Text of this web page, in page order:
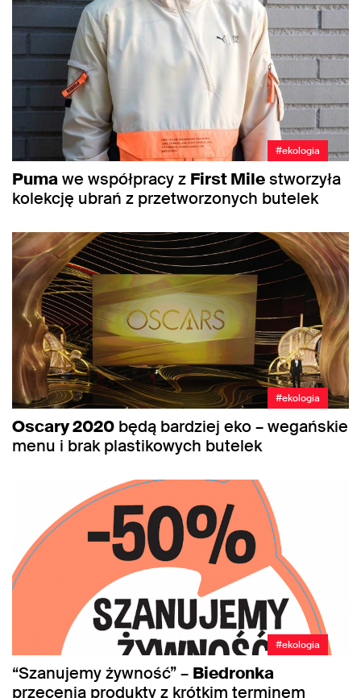
#ekologia
Pumawe współpracy z First Milestworzyła
kolekcję ubrań z przetworzonych butelek
#ekologia
Oscary 2020 będą bardziej eko – wegańskie
menu i brak plastikowych butelek
#ekologia
“Szanujemy żywność” – Biedronka
przecenia produkty z krótkim terminem